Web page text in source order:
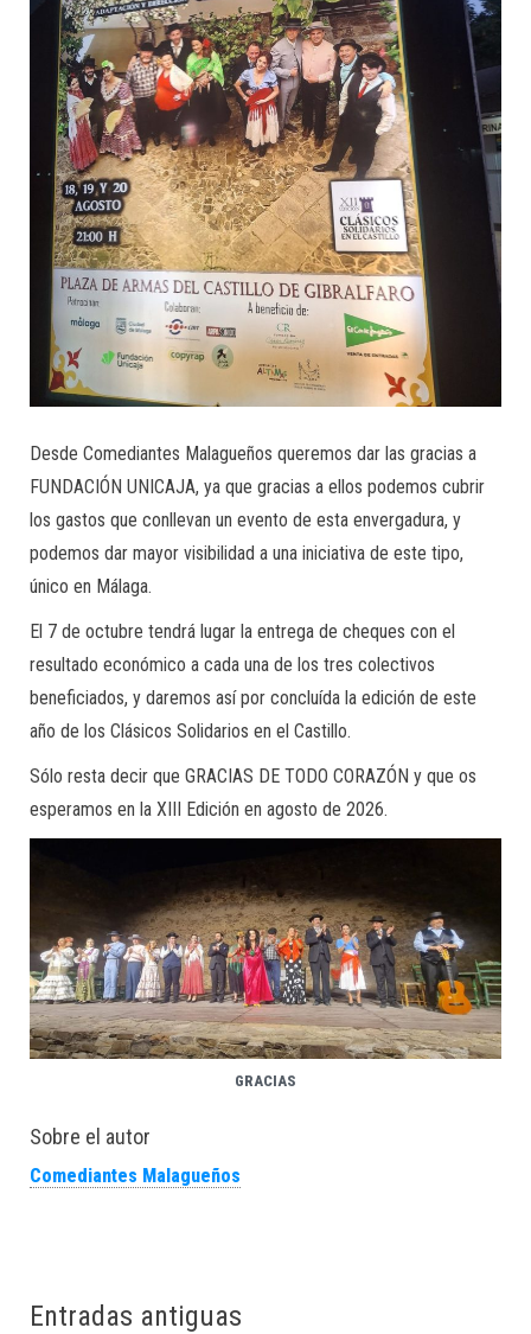
Desde Comediantes Malagueños queremos dar las gracias a
FUNDACIÓN UNICAJA, ya que gracias a ellos podemos cubrir
los gastos que conllevan un evento de esta envergadura, y
podemos dar mayor visibilidad a una iniciativa de este tipo,
único en Málaga.
El 7 de octubre tendrá lugar la entrega de cheques con el
resultado económico a cada una de los tres colectivos
beneficiados, y daremos así por concluída la edición de este
año de los Clásicos Solidarios en el Castillo.
Sólo resta decir que GRACIAS DE TODO CORAZÓN y que os
esperamos en la XIII Edición en agosto de 2026.
GRACIAS
Sobre el autor
Comediantes Malagueños
Entradas antiguas